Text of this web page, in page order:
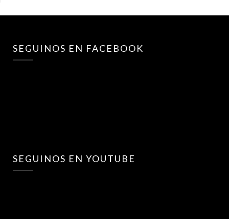
SEGUINOS EN FACEBOOK
SEGUINOS EN YOUTUBE